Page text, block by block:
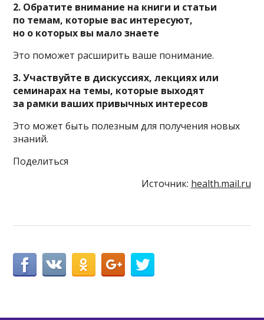
2. Обратите внимание на книги и статьи
по темам, которые вас интересуют,
но о которых вы мало знаете
Это поможет расширить ваше понимание.
3. Участвуйте в дискуссиях, лекциях или
семинарах на темы, которые выходят
за рамки ваших привычных интересов
Это может быть полезным для получения новых
знаний.
Поделиться
Источник: health.mail.ru